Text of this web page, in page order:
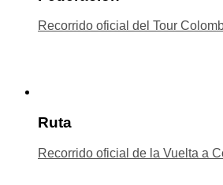
Recorrido oficial del Tour
Ruta
Recorrido oficial de la Vuelta a